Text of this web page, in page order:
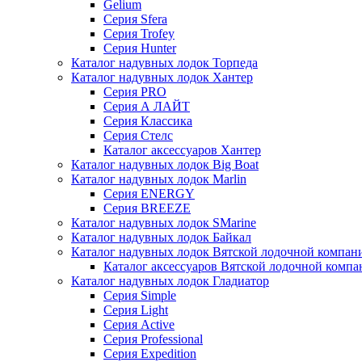
Gelium
Серия Sfera
Серия Trofey
Серия Hunter
Каталог надувных лодок Торпеда
Каталог надувных лодок Хантер
Серия PRO
Серия А ЛАЙТ
Серия Классика
Серия Стелс
Каталог аксессуаров Хантер
Каталог надувных лодок Big Boat
Каталог надувных лодок Marlin
Серия ENERGY
Серия BREEZE
Каталог надувных лодок SMarine
Каталог надувных лодок Байкал
Каталог надувных лодок Вятской лодочной
Каталог аксессуаров Вятской лодочной
Каталог надувных лодок Гладиатор
Серия Simple
Серия Light
Серия Active
Серия Professional
Серия Expedition